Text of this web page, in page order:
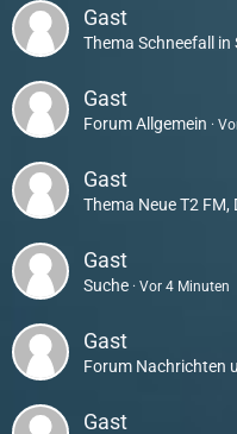
Gast
Thema Schneefall in
Gast
ForumAllgemein
Gast
Thema Neue T2 FM,
Gast
Suche Vor 4 Minuten
Gast
Forum Nachrichten
Gast